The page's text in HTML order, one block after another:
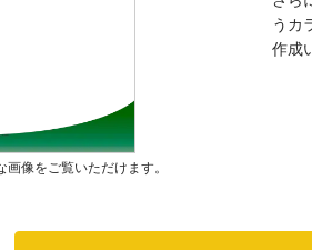
像をご覧いただけます。
うカ
作成